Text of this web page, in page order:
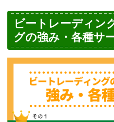
ビートレーディン
グの強み・各種サ